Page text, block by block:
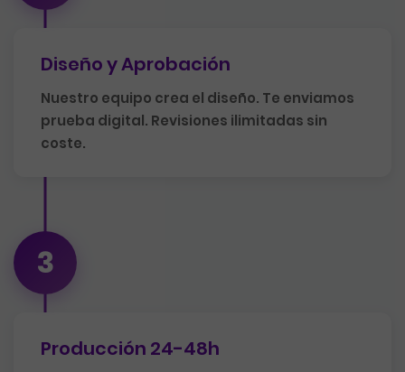
Diseño y Aprobación
Nuestro equipo crea el diseño. Te enviamos
prueba digital. Revisiones ilimitadas sin
coste.
3
Producción 24-48h